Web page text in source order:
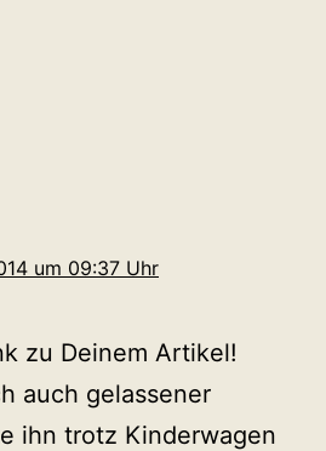
um 09:37 Uhr
zu Deinem Artikel!
auch gelassener
ihn trotz Kinderwagen